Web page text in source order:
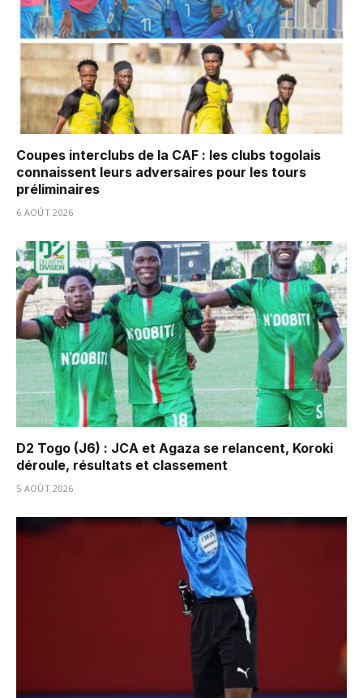
Coupes interclubs de la CAF : les clubs togolais
connaissent leurs adversaires pour les tours
préliminaires
6 AOÛT 2026
D2 Togo (J6) : JCA et Agaza se relancent, Koroki
déroule, résultats et classement
5 AOÛT 2026